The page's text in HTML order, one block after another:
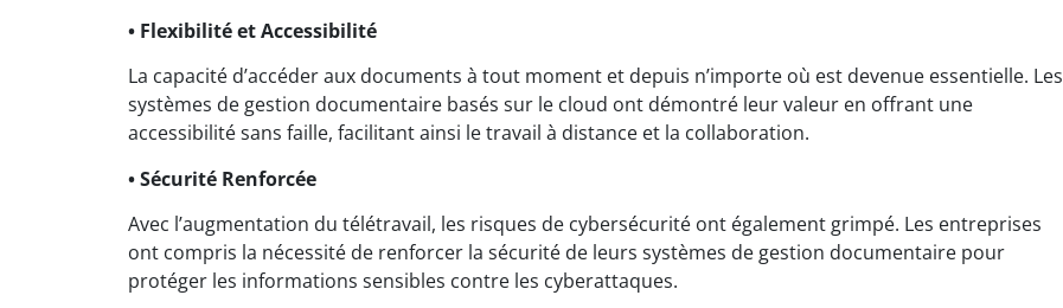
• Flexibilité et Accessibilité
La capacité d’accéder aux documents à tout moment et depuis n’importe où est devenue essentielle. Les
systèmes de gestion documentaire basés sur le cloud ont démontré leur valeur en offrant une
accessibilité sans faille, facilitant ainsi le travail à distance et la collaboration.
• Sécurité Renforcée
Avec l’augmentation du télétravail, les risques de cybersécurité ont également grimpé. Les entreprises
ont compris la nécessité de renforcer la sécurité de leurs systèmes de gestion documentaire pour
protéger les informations sensibles contre les cyberattaques.